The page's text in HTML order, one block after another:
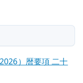
）暦要項 二十